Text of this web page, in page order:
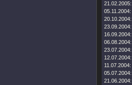
21.02.2005:
05.11.2004:
20.10.2004:
23.09.2004:
16.09.2004:
06.08.2004:
23.07.2004:
12.07.2004:
11.07.2004:
05.07.2004:
21.06.2004: